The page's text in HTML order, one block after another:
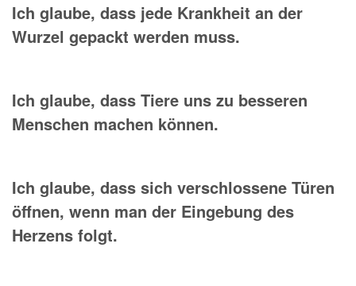
Ich glaube, dass jede Krankheit an der
Wurzel gepackt werden muss.
Ich glaube, dass Tiere uns zu besseren
Menschen machen können.
Ich glaube, dass sich verschlossene Türen
öffnen, wenn man der Eingebung des
Herzens folgt.